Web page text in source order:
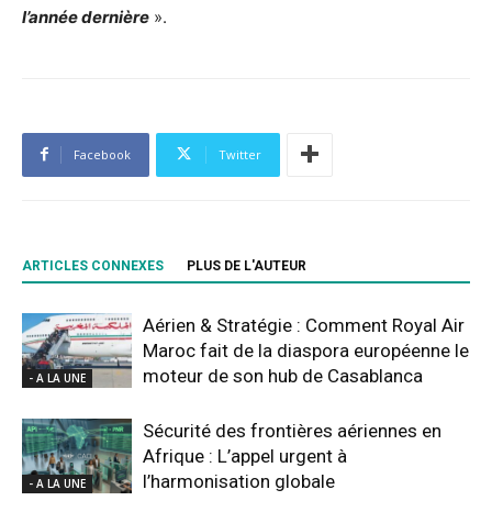
l’année dernière ».
Facebook Twitter
ARTICLES CONNEXES PLUS DE L'AUTEUR
- A LA UNE
Aérien & Stratégie : Comment Royal Air
Maroc fait de la diaspora européenne le
moteur de son hub de Casablanca
- A LA UNE
Sécurité des frontières aériennes en
Afrique : L’appel urgent à
l’harmonisation globale